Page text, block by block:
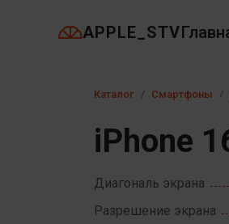
APPLE_STV
Каталог Смартфоны
iPhone
Диагональ экрана
Разрешение экрана